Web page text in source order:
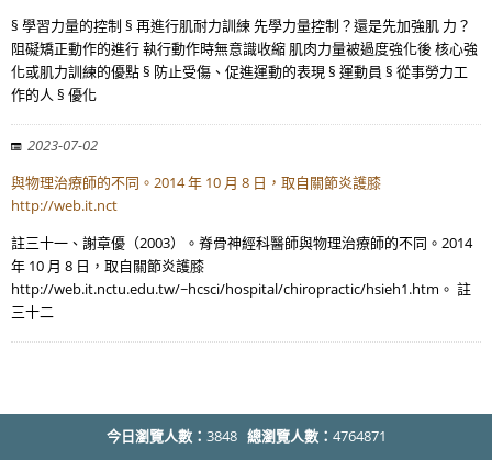
§ 學習力量的控制 § 再進行肌耐力訓練 先學力量控制？還是先加強肌 力？
阻礙矯正動作的進行 執行動作時無意識收縮 肌肉力量被過度強化後 核心強
化或肌力訓練的優點 § 防止受傷、促進運動的表現 § 運動員 § 從事勞力工
作的人 § 優化
2023-07-02
與物理治療師的不同。2014 年 10 月 8 日，取自關節炎護膝
http://web.it.nct
註三十一、謝章優（2003）。脊骨神經科醫師與物理治療師的不同。2014
年 10 月 8 日，取自關節炎護膝
http://web.it.nctu.edu.tw/~hcsci/hospital/chiropractic/hsieh1.htm。 註
三十二
今日瀏覽人數： 3848 總瀏覽人數： 4764871